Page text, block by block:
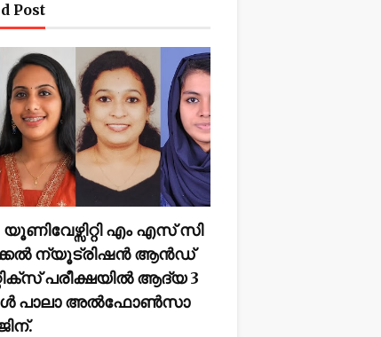
Post
യൂണിവേഴ്സിറ്റി എം എസ് സി
ന്യൂട്രിഷൻ ആൻഡ്
പരീക്ഷയിൽ ആദ്യ 3
പാലാ അൽഫോൺസാ